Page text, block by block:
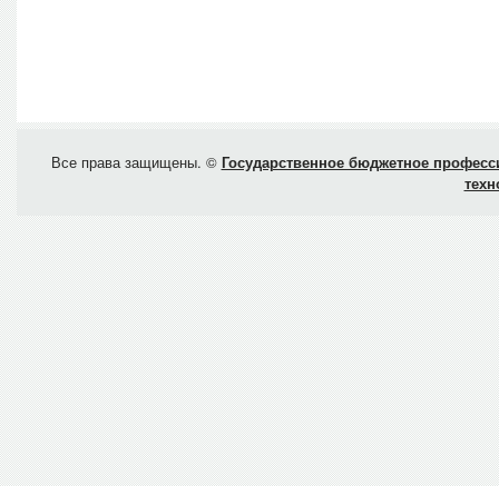
Все права защищены. © Государственное бюджетное